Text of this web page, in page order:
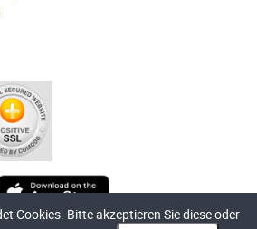
Cookies. Bitte akzeptieren Sie diese oder